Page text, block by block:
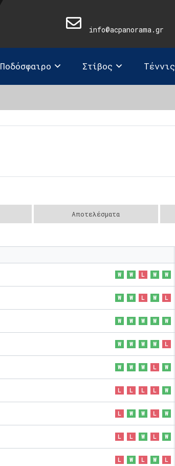
info@acpanorama.gr
Ποδόσφαιρο Στίβος Τέννις
Αποτελέσματα
W W L W W
W W L W L
W W W W W
W W W W L
W W W L W
L L L L W
L W W L W
L L W L W
L W L W L